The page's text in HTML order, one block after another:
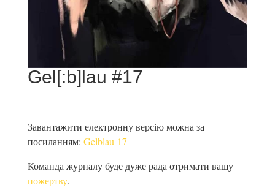
Gel[:b]lau #17
Завантажити електронну версію можна за
посиланням: Gelblau-17
Команда журналу буде дуже рада отримати вашу
пожертву.